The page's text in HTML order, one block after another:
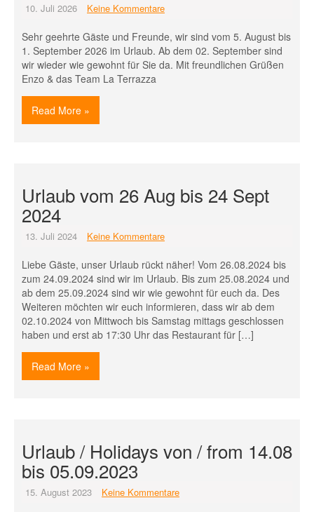
10. Juli 2026 Keine Kommentare
Sehr geehrte Gäste und Freunde, wir sind vom 5. August bis
1. September 2026 im Urlaub. Ab dem 02. September sind
wir wieder wie gewohnt für Sie da. Mit freundlichen Grüßen
Enzo & das Team La Terrazza
Read More »
Urlaub vom 26 Aug bis 24 Sept
2024
13. Juli 2024 Keine Kommentare
Liebe Gäste, unser Urlaub rückt näher! Vom 26.08.2024 bis
zum 24.09.2024 sind wir im Urlaub. Bis zum 25.08.2024 und
ab dem 25.09.2024 sind wir wie gewohnt für euch da. Des
Weiteren möchten wir euch informieren, dass wir ab dem
02.10.2024 von Mittwoch bis Samstag mittags geschlossen
haben und erst ab 17:30 Uhr das Restaurant für […]
Read More »
Urlaub / Holidays von / from 14.08
bis 05.09.2023
15. August 2023 Keine Kommentare